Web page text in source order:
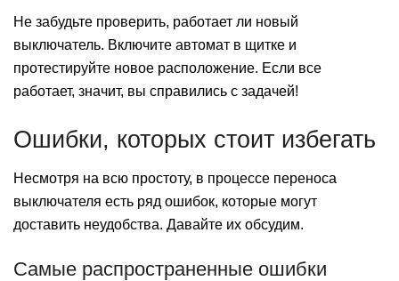
Не забудьте проверить, работает ли новый
выключатель. Включите автомат в щитке и
протестируйте новое расположение. Если все
работает, значит, вы справились с задачей!
Ошибки, которых стоит избегать
Несмотря на всю простоту, в процессе переноса
выключателя есть ряд ошибок, которые могут
доставить неудобства. Давайте их обсудим.
Самые распространенные ошибки